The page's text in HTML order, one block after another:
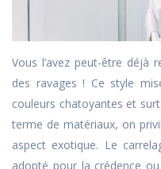
Vous l’avez peut-être déjà
des ravages ! Ce style
couleurs chatoyantes et
terme de matériaux, on
aspect exotique. Le
adopté pour la crédence ou